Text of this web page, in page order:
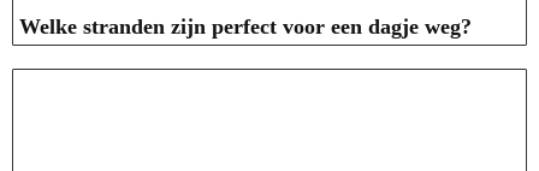
Welke stranden zijn perfect voor een dagje weg?